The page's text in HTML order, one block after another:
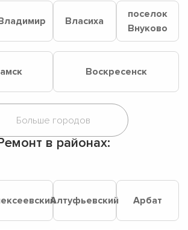
Власиха
поселок
Внуково
Воскресенск
в районах:
Алтуфьевский Арбат